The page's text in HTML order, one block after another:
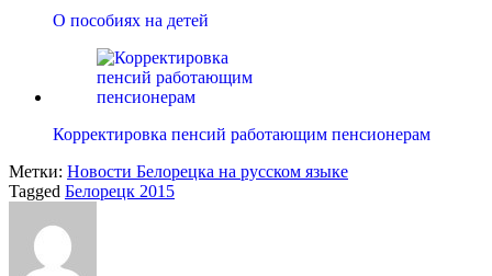
О пособиях на детей
Корректировка пенсий работающим пенсионерам
Метки: Новости Белорецка на русском языке
Tagged Белорецк 2015